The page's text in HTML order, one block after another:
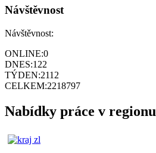
Návštěvnost
Návštěvnost:
ONLINE:0
DNES:122
TÝDEN:2112
CELKEM:2218797
Nabídky práce v regionu